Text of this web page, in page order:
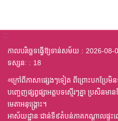
:::
កាលបរិច្ឆេទធ្វើឱ្យទាន់សម័យ
2026-08-
ទស្សនៈ
18
◎ក្រៅពីភាសាផ្សេងៗទៀត ពីព្រោះបកប្រែមិ
បញ្ចេញផ្សព្វផ្សាអត្តបទស្មើរៗគ្នា ប្រសិនម
មេតាអនុង្គ្រោះ។
អាស័យដ្ឋានៈជាន់ទី៩តំបន់ភាគកណ្តាលផ្ទ